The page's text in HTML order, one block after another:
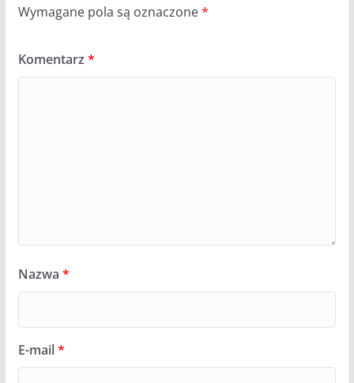
Wymagane pola są oznaczone*
Komentarz *
Nazwa *
E-mail*